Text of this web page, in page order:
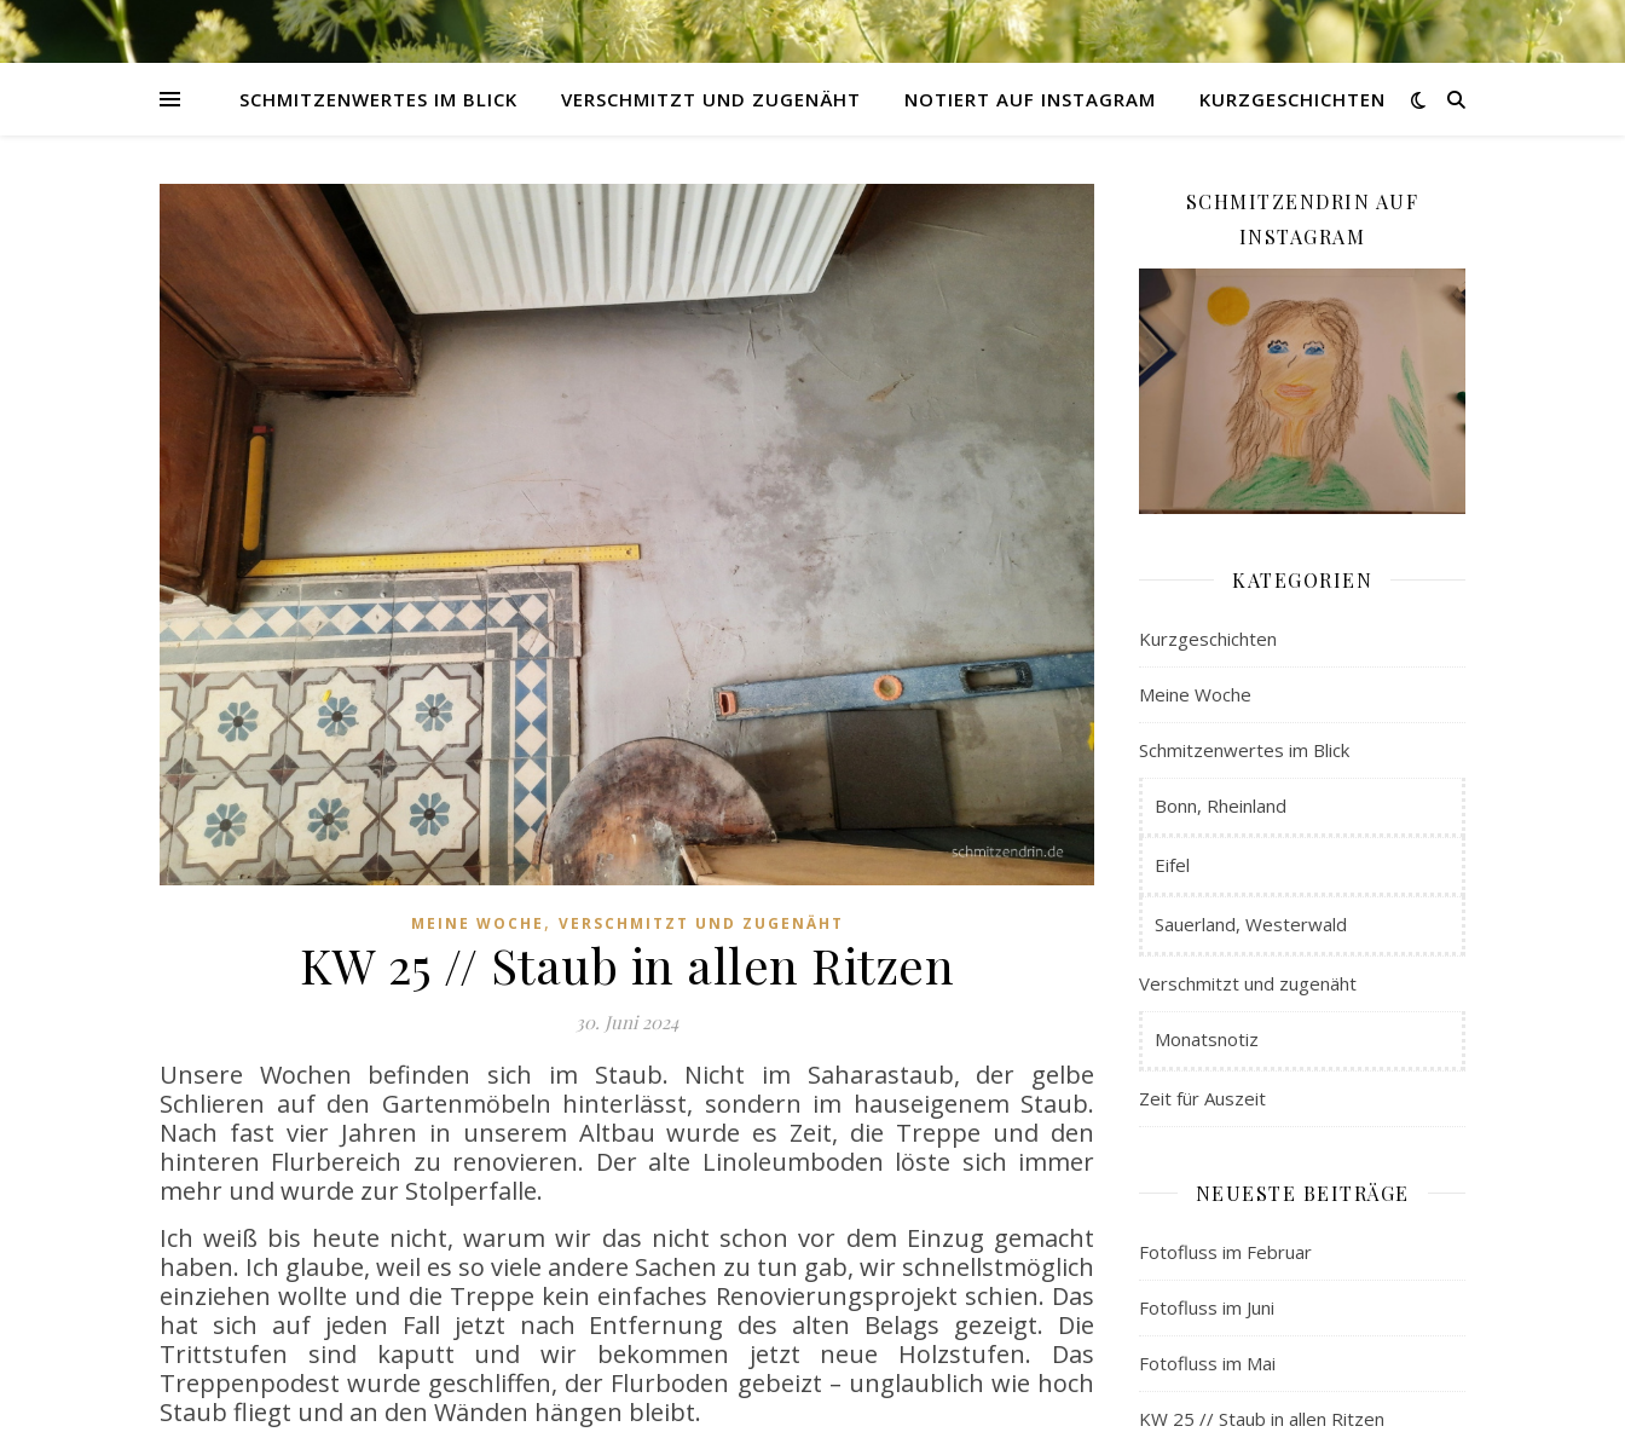
SCHMITZENWERTES IM BLICK VERSCHMITZT UND ZUGENÄHT NOTIERT AUF INSTAGRAM KURZGESCHICHTEN
MEINE WOCHE , VERSCHMITZT UND ZUGENÄHT
KW 25 // Staub in allen Ritzen
30. Juni 2024
Unsere Wochen befinden sich im Staub. Nicht im Saharastaub, der gelbe
Schlieren auf den Gartenmöbeln hinterlässt, sondern im hauseigenem Staub.
Nach fast vier Jahren in unserem Altbau wurde es Zeit, die Treppe und den
hinteren Flurbereich zu renovieren. Der alte Linoleumboden löste sich immer
mehr und wurde zur Stolperfalle.
Ich weiß bis heute nicht, warum wir das nicht schon vor dem Einzug gemacht
haben. Ich glaube, weil es so viele andere Sachen zu tun gab, wir schnellstmöglich
einziehen wollte und die Treppe kein einfaches Renovierungsprojekt schien. Das
hat sich auf jeden Fall jetzt nach Entfernung des alten Belags gezeigt. Die
Trittstufen sind kaputt und wir bekommen jetzt neue Holzstufen. Das
Treppenpodest wurde geschliffen, der Flurboden gebeizt – unglaublich wie hoch
Staub fliegt und an den Wänden hängen bleibt.
SCHMITZENDRIN AUF
INSTAGRAM
KATEGORIEN
Kurzgeschichten
Meine Woche
Schmitzenwertes im Blick
Bonn, Rheinland
Eifel
Sauerland, Westerwald
Verschmitzt und zugenäht
Monatsnotiz
Zeit für Auszeit
NEUESTE BEITRÄGE
Fotofluss im Februar
Fotofluss im Juni
Fotofluss im Mai
KW 25 // Staub in allen Ritzen